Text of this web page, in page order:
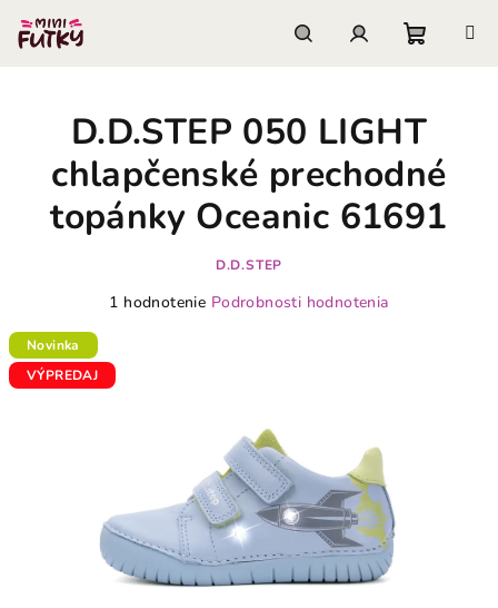
obsah
košík
D.D.STEP 050 LIGHT
chlapčenské prechodné
topánky Oceanic 61691
D.D.STEP
Priemerné
je
5,0
1 hodnotenie Podrobnosti hodnotenia
Novinka
VÝPREDAJ